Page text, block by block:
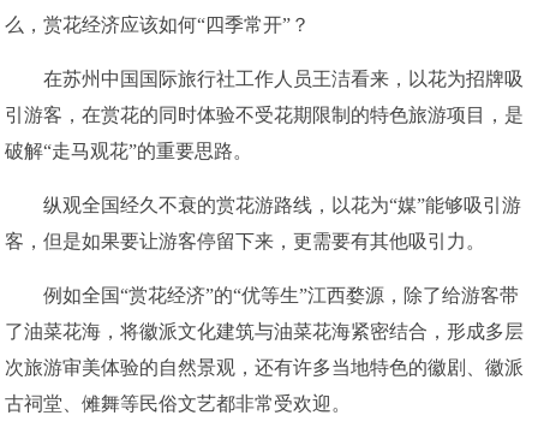
么，赏花经济应该如何“四季常开”？
在苏州中国国际旅行社工作人员王洁看来，以花为招牌吸
引游客，在赏花的同时体验不受花期限制的特色旅游项目，是
破解“走马观花”的重要思路。
纵观全国经久不衰的赏花游路线，以花为“媒”能够吸引游
客，但是如果要让游客停留下来，更需要有其他吸引力。
例如全国“赏花经济”的“优等生”江西婺源，除了给游客带
了油菜花海，将徽派文化建筑与油菜花海紧密结合，形成多层
次旅游审美体验的自然景观，还有许多当地特色的徽剧、徽派
古祠堂、傩舞等民俗文艺都非常受欢迎。